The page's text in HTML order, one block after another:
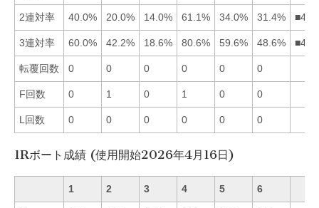
2連対率 40.0% 20.0% 14.0% 61.1% 34.0% 31.4%
3連対率 60.0% 42.2% 18.6% 80.6% 59.6% 48.6%
転覆回数 0 0 0 0 0 0
F回数 0 1 0 1 0 0
L回数 0 0 0 0 0 0
1Rボート成績 (使用開始2026年4月16日)
1 2 3 4 5 6